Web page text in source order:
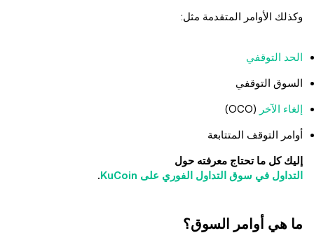
وكذلك الأوامر المتقدمة مثل:
الحد التوقفي
السوق التوقفي
إلغاء الآخر (OCO)
أوامر التوقف المتتابعة
إليك كل ما تحتاج معرفته حول
التداول في سوق التداول الفوري على KuCoin
.
ما هي أوامر السوق؟